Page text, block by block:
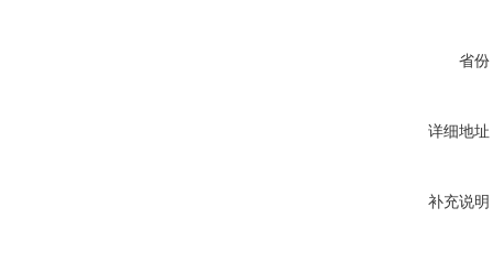
省份
详细地址
补充说明